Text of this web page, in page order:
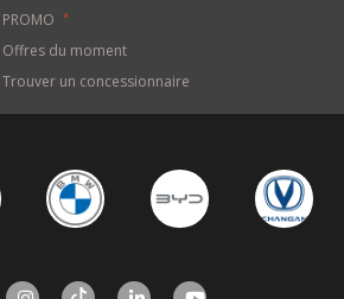
PROMO
*
Offres du moment
Trouver un concessionnaire